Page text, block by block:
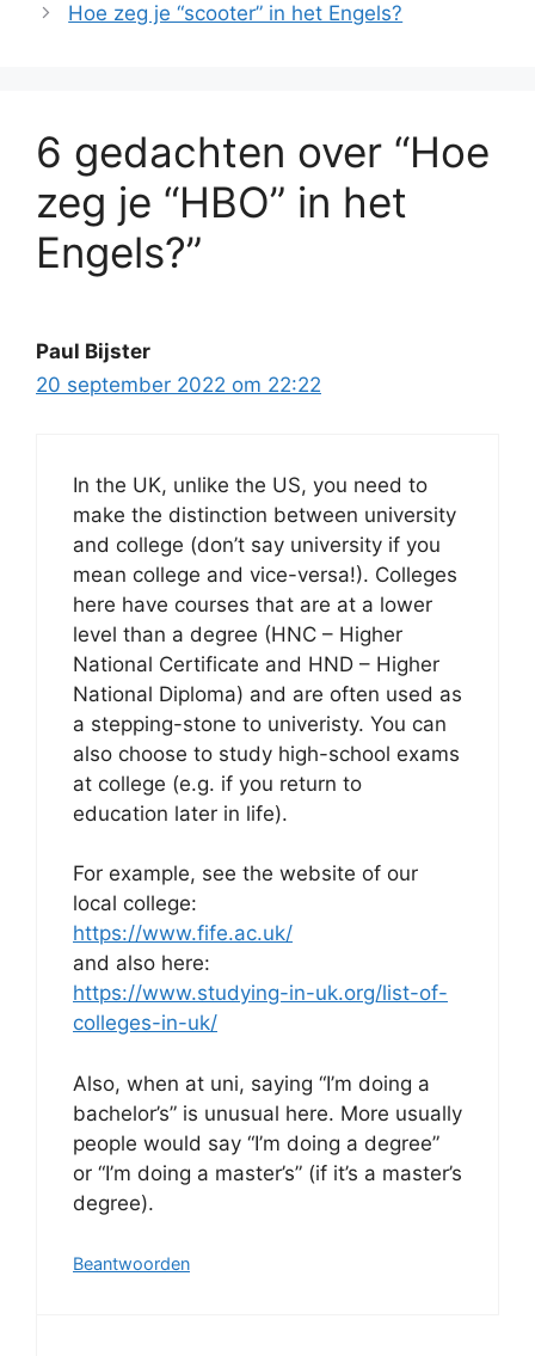
Hoe zeg je “scooter” in het Engels?
6 gedachten over “Hoe
zeg je “HBO” in het
Engels?”
Paul Bijster
20 september 2022 om 22:22
In the UK, unlike the US, you need to
make the distinction between university
and college (don’t say university if you
mean college and vice-versa!). Colleges
here have courses that are at a lower
level than a degree (HNC – Higher
National Certificate and HND – Higher
National Diploma) and are often used as
a stepping-stone to univeristy. You can
also choose to study high-school exams
at college (e.g. if you return to
education later in life).
For example, see the website of our
local college:
https://www.fife.ac.uk/
and also here:
https://www.studying-in-uk.org/list-of-
colleges-in-uk/
Also, when at uni, saying “I’m doing a
bachelor’s” is unusual here. More usually
people would say “I’m doing a degree”
or “I’m doing a master’s” (if it’s a master’s
degree).
Beantwoorden